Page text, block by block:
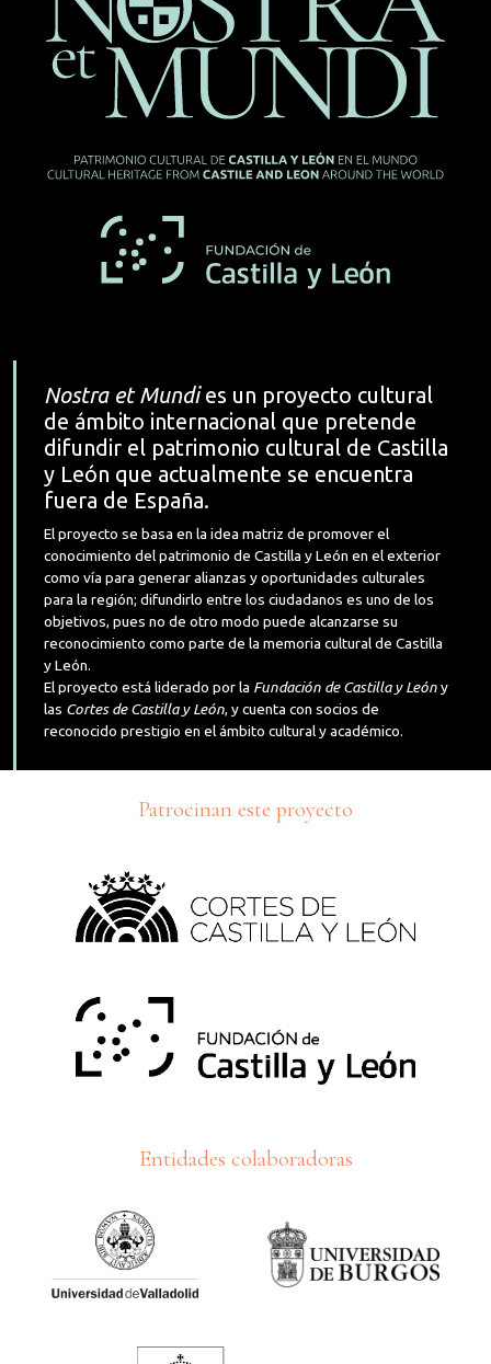
Nostra et Mundies un proyecto cultural
de ámbito internacional que pretende
difundir el patrimonio cultural de Castilla
y León que actualmente se encuentra
fuera de España.
El proyecto se basa en la idea matriz de promover el
conocimiento del patrimonio de Castilla y León en el exterior
como vía para generar alianzas y oportunidades culturales
para la región; difundirlo entre los ciudadanos es uno de los
objetivos, pues no de otro modo puede alcanzarse su
reconocimiento como parte de la memoria cultural de Castilla
y León.
El proyecto está liderado por la Fundación de Castilla y Leóny
las Cortes de Castilla y León, y cuenta con socios de
reconocido prestigio en el ámbito cultural y académico.
Patrocinan este proyecto
Entidades colaboradoras